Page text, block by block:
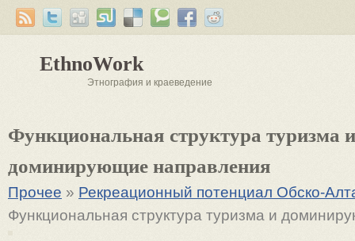
EthnoWork
Этнография и краеведение
Функциональная структура туризма и
доминирующие направления
Прочее » Рекреационный потенциал Обско-
Функциональная структура туризма и